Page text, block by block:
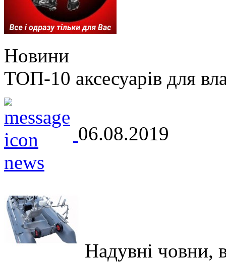
Новини
ТОП-10 аксесуарів для
06.08.2019
Надувні човни,